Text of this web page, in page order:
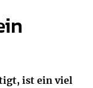
ist ein viel